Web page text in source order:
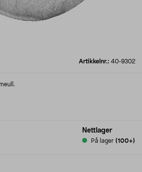
Artikkelnr.: 40-9302
Nettlager
På lager (100+)